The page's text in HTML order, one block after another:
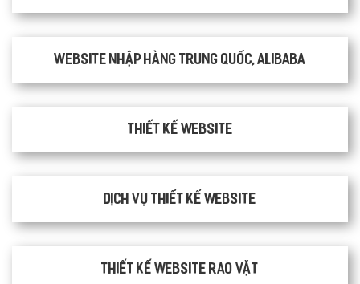
Website nhập hàng Trung Quốc, Alibaba
Thiết kế website
Dịch vụ thiết kế website
thiết kế website rao vặt